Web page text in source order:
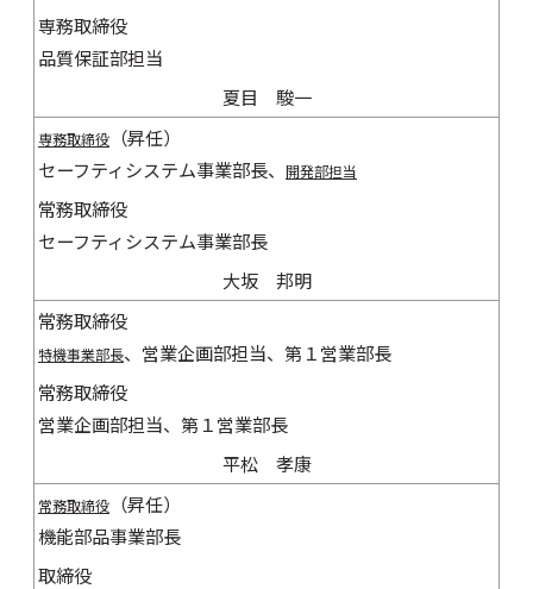
専務取締役
品質保証部担当
夏目 駿一
専務取締役
（昇任）
セーフティシステム事業部長、
開発部担当
常務取締役
セーフティシステム事業部長
大坂 邦明
常務取締役
特機事業部長、営業企画部担当、第１営業部長
常務取締役
営業企画部担当、第１営業部長
平松 孝康
常務取締役
（昇任）
機能部品事業部長
取締役